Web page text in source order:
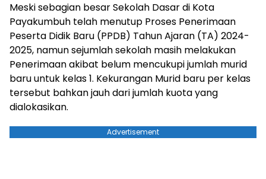
Meski sebagian besar Sekolah Dasar di Kota
Payakumbuh telah menutup Proses Penerimaan
Peserta Didik Baru (PPDB) Tahun Ajaran (TA) 2024-
2025, namun sejumlah sekolah masih melakukan
Penerimaan akibat belum mencukupi jumlah murid
baru untuk kelas 1. Kekurangan Murid baru per kelas
tersebut bahkan jauh dari jumlah kuota yang
dialokasikan.
Advertisement